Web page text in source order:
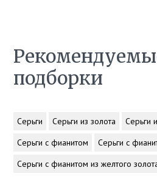
подборки
Серьги Серьги из золота
Серьги
Серьги с фианитом
Серьги с
Серьги с фианитом из желтого